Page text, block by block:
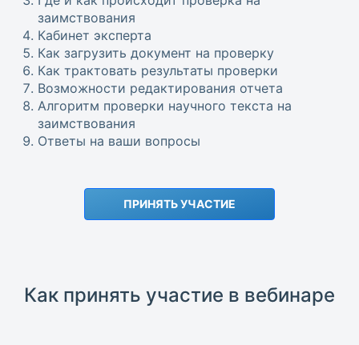
заимствования
Кабинет эксперта
Как загрузить документ на проверку
Как трактовать результаты проверки
Возможности редактирования отчета
Алгоритм проверки научного текста на
заимствования
Ответы на ваши вопросы
ПРИНЯТЬ УЧАСТИЕ
Как принять участие в вебинаре